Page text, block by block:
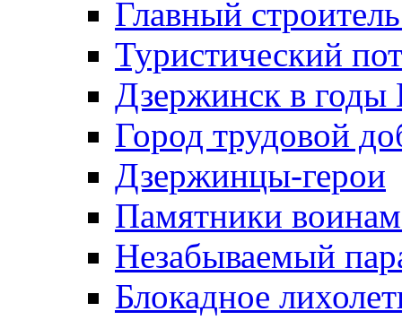
Главный
Туристический
Дзержинск в
Город трудовой
Дзержинцы-герои
Памятники
Незабываемый
Блокадное